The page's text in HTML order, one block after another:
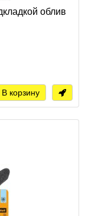
облив
В корзину